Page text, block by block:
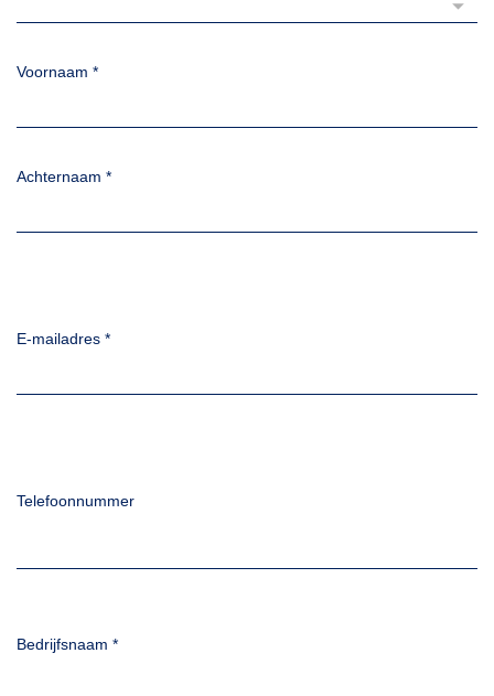
Voornaam *
Achternaam *
E-mailadres *
Telefoonnummer
Bedrijfsnaam *